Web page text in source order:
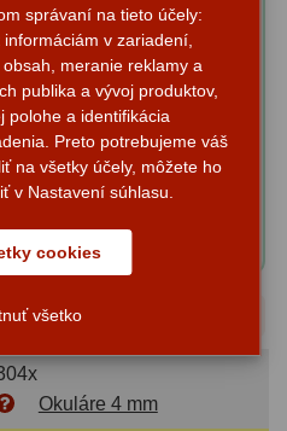
produktu "Hvezdársky
ďalekohľad GSO RC
152/1370 OTA":
✅ 6″ f/9 RC
✅ Okulárový výťah 2″
Crayford (Redukcia
✅ Lišta - štýl Vixen
Okuláre 4 mm
správaní na tieto účely:
v zariadení,
meranie reklamy a
publika a vývoj produktov,
polohe a identifikácia
Preto potrebujeme váš
na všetky účely, môžete ho
v Nastavení súhlasu.
cookies
všetko